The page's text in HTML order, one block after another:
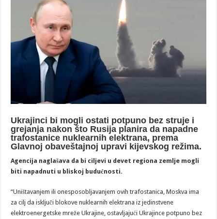
Ukrajinci bi mogli ostati potpuno bez struje i
grejanja nakon što Rusija planira da napadne
trafostanice nuklearnih elektrana, prema
Glavnoj obaveštajnoj upravi kijevskog režima.
Agencija naglašava da bi ciljevi u devet regiona zemlje mogli
biti napadnuti u bliskoj budućnosti.
“Uništavanjem ili onesposobljavanjem ovih trafostanica, Moskva ima
za cilj da isključi blokove nuklearnih elektrana iz jedinstvene
elektroenergetske mreže Ukrajine, ostavljajući Ukrajince potpuno bez